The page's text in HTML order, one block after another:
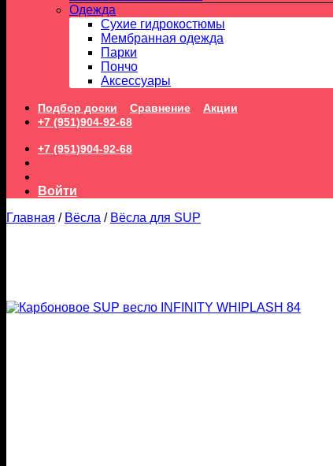
Одежда
Сухие гидрокостюмы
Мембранная одежда
Парки
Пончо
Аксессуары
Подбор доски Сравнение
Акции
+7 (951)904-92-68
+7 (951)904-92-68
Войти
Главная / Вёсла / Вёсла для SUP